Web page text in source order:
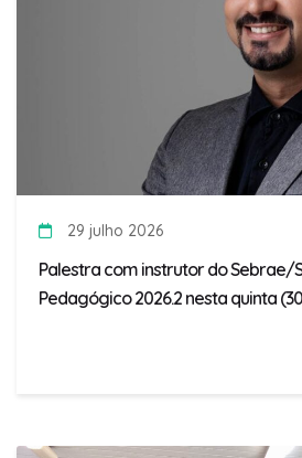
29 julho 2026
Palestra com instrutor do Sebrae/
Pedagógico 2026.2 nesta quinta